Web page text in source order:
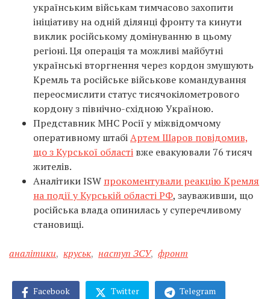
українським військам тимчасово захопити
ініціативу на одній ділянці фронту та кинути
виклик російському домінуванню в цьому
регіоні. Ця операція та можливі майбутні
українські вторгнення через кордон змушують
Кремль та російське військове командування
переосмислити статус тисячокілометрового
кордону з північно-східною Україною.
Представник МНС Росії у міжвідомчому
оперативному штабіАртем Шаров повідомив,
що з Курської області вже евакуювали 76 тисяч
жителів.
Аналітики ISW прокоментували реакцію Кремля
на події у Курській області РФ, зауваживши, що
російська влада опинилась у суперечливому
становищі.
аналітики, круськ, наступ ЗСУ, фронт
Facebook Twitter Telegram